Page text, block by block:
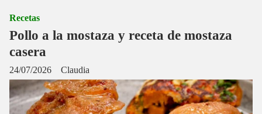
Pollo a la mostaza y receta de mostaza
casera
Claudia
Recetas
24/07/2026